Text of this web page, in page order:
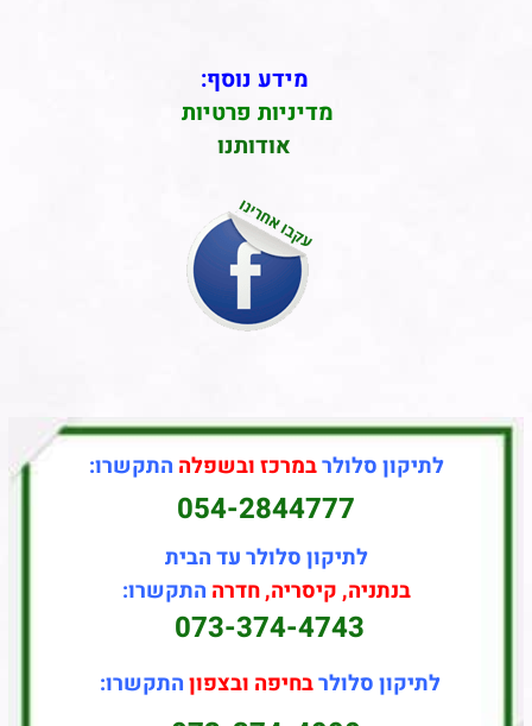
מידע נוסף:
מדיניות פרטיות
אודותנו
לתיקון סלולרבמרכז ובשפלה התקשרו:
054-2844777
לתיקון סלולר עד הבית
בנתניה, קיסריה, חדרה התקשרו:
073-374-4743
לתיקון סלולרבחיפה ובצפוןהתקשרו: